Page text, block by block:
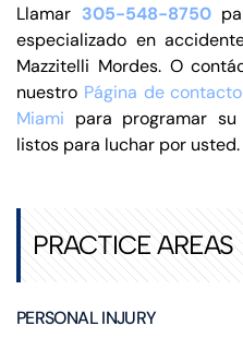
Llamar 305-548-8750
especializado en
Mazzitelli Mordes. O
nuestro Página de
Miami para programar
listos para luchar por usted.
PRACTICE AREAS
PERSONAL INJURY